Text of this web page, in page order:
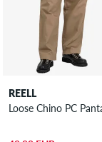
REELL
Loose Chino PC